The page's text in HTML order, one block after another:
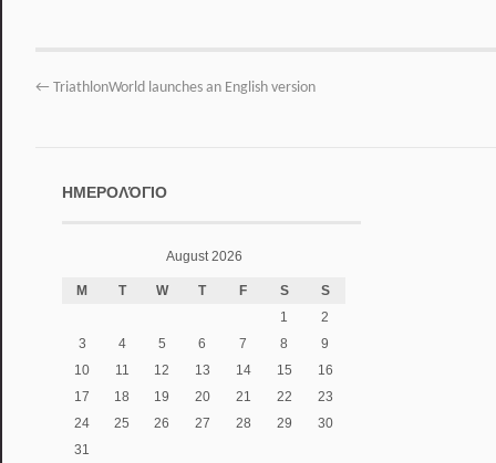
← TriathlonWorld launches an English version
ΗΜΕΡΟΛΌΓΙΟ
August 2026
M T W T F S
S
1
2
3
4 5 6 7 8
9
10
11 12 13 14 15
16
17
18 19 20 21 22
23
24
25 26 27 28 29
30
31